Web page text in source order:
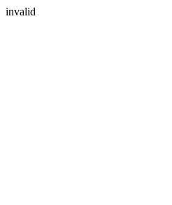
invalid